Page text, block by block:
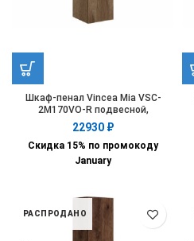
Шкаф-пенал Vincea Mia VSC-
2M170VO-R подвесной,
1700*350*350, V.Oak, правый
22930 ₽
Скидка 15% по промокоду
January
РАСПРОДАНО